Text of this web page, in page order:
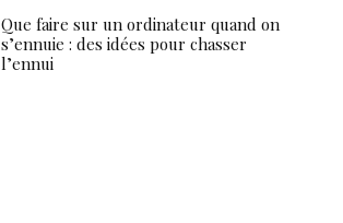
Que faire sur un ordinateur quand on
s’ennuie : des idées pour chasser
l’ennui